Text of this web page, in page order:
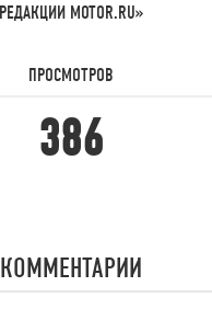
РЕДАКЦИИ MOTOR.RU»
ПРОСМОТРОВ
386
КОММЕНТАРИИ